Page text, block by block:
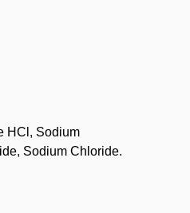
HCl, Sodium
Sodium Chloride.